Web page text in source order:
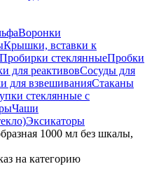
Воронки
Крышки, вставки к
Пробирки стеклянныеПробки
для реактивовСосуды для
для взвешиванияСтаканы
стеклянные с
Чаши
Эксикаторы
1000 мл без шкалы,